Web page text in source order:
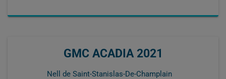
GMC ACADIA 2021
Nell de Saint-Stanislas-De-Champlain